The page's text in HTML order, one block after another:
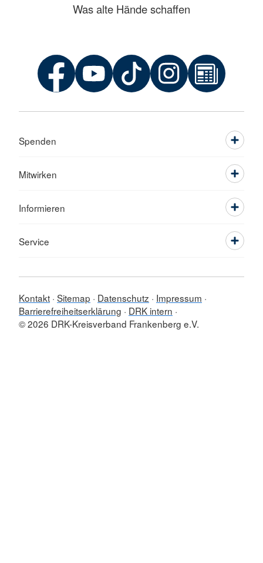
Was alte Hände schaffen
Spenden
Mitwirken
Informieren
Service
Kontakt Sitemap Datenschutz
Impressum
Barrierefreiheitserklärung
DRK intern
© 2026 DRK-Kreisverband Frankenberg e.V.